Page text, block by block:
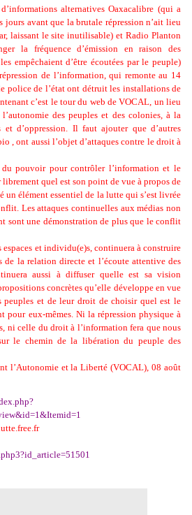
alternatives Oaxacalibre (qui a
jours avant que la brutale répression n’ait lieu
laissant le site inutilisable) et Radio Planton
la fréquence d’émission en raison des
empêchaient d’être écoutées par le peuple)
de l’information, qui remonte au 14
police de l’état ont détruit les installations de
c’est le tour du web de VOCAL, un lieu
des peuples et des colonies, à la
d’oppression. Il faut ajouter que d’autres
, ont aussi l’objet d’attaques contre le droit à
pouvoir pour contrôler l’information et le
quel est son point de vue à propos de
un élément essentiel de la lutte qui s’est livrée
Les attaques continuelles aux médias non
sont une démonstration de plus que le conflit
espaces et individu(e)s, continuera à construire
la relation directe et l’écoute attentive des
aussi à diffuser quelle est sa vision
concrètes qu’elle développe en vue
peuples et de leur droit de choisir quel est le
pour eux-mêmes. Ni la répression physique à
ni celle du droit à l’information fera que nous
le chemin de la libération du peuple des
l’Autonomie et la Liberté (VOCAL), 08 août